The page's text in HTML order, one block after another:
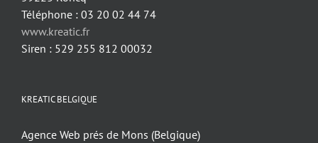
Téléphone : 03 20 02 44 74
www.kreatic.fr
Siren : 529 255 812 00032
KREATIC BELGIQUE
Agence Web prés de Mons (Belgique)